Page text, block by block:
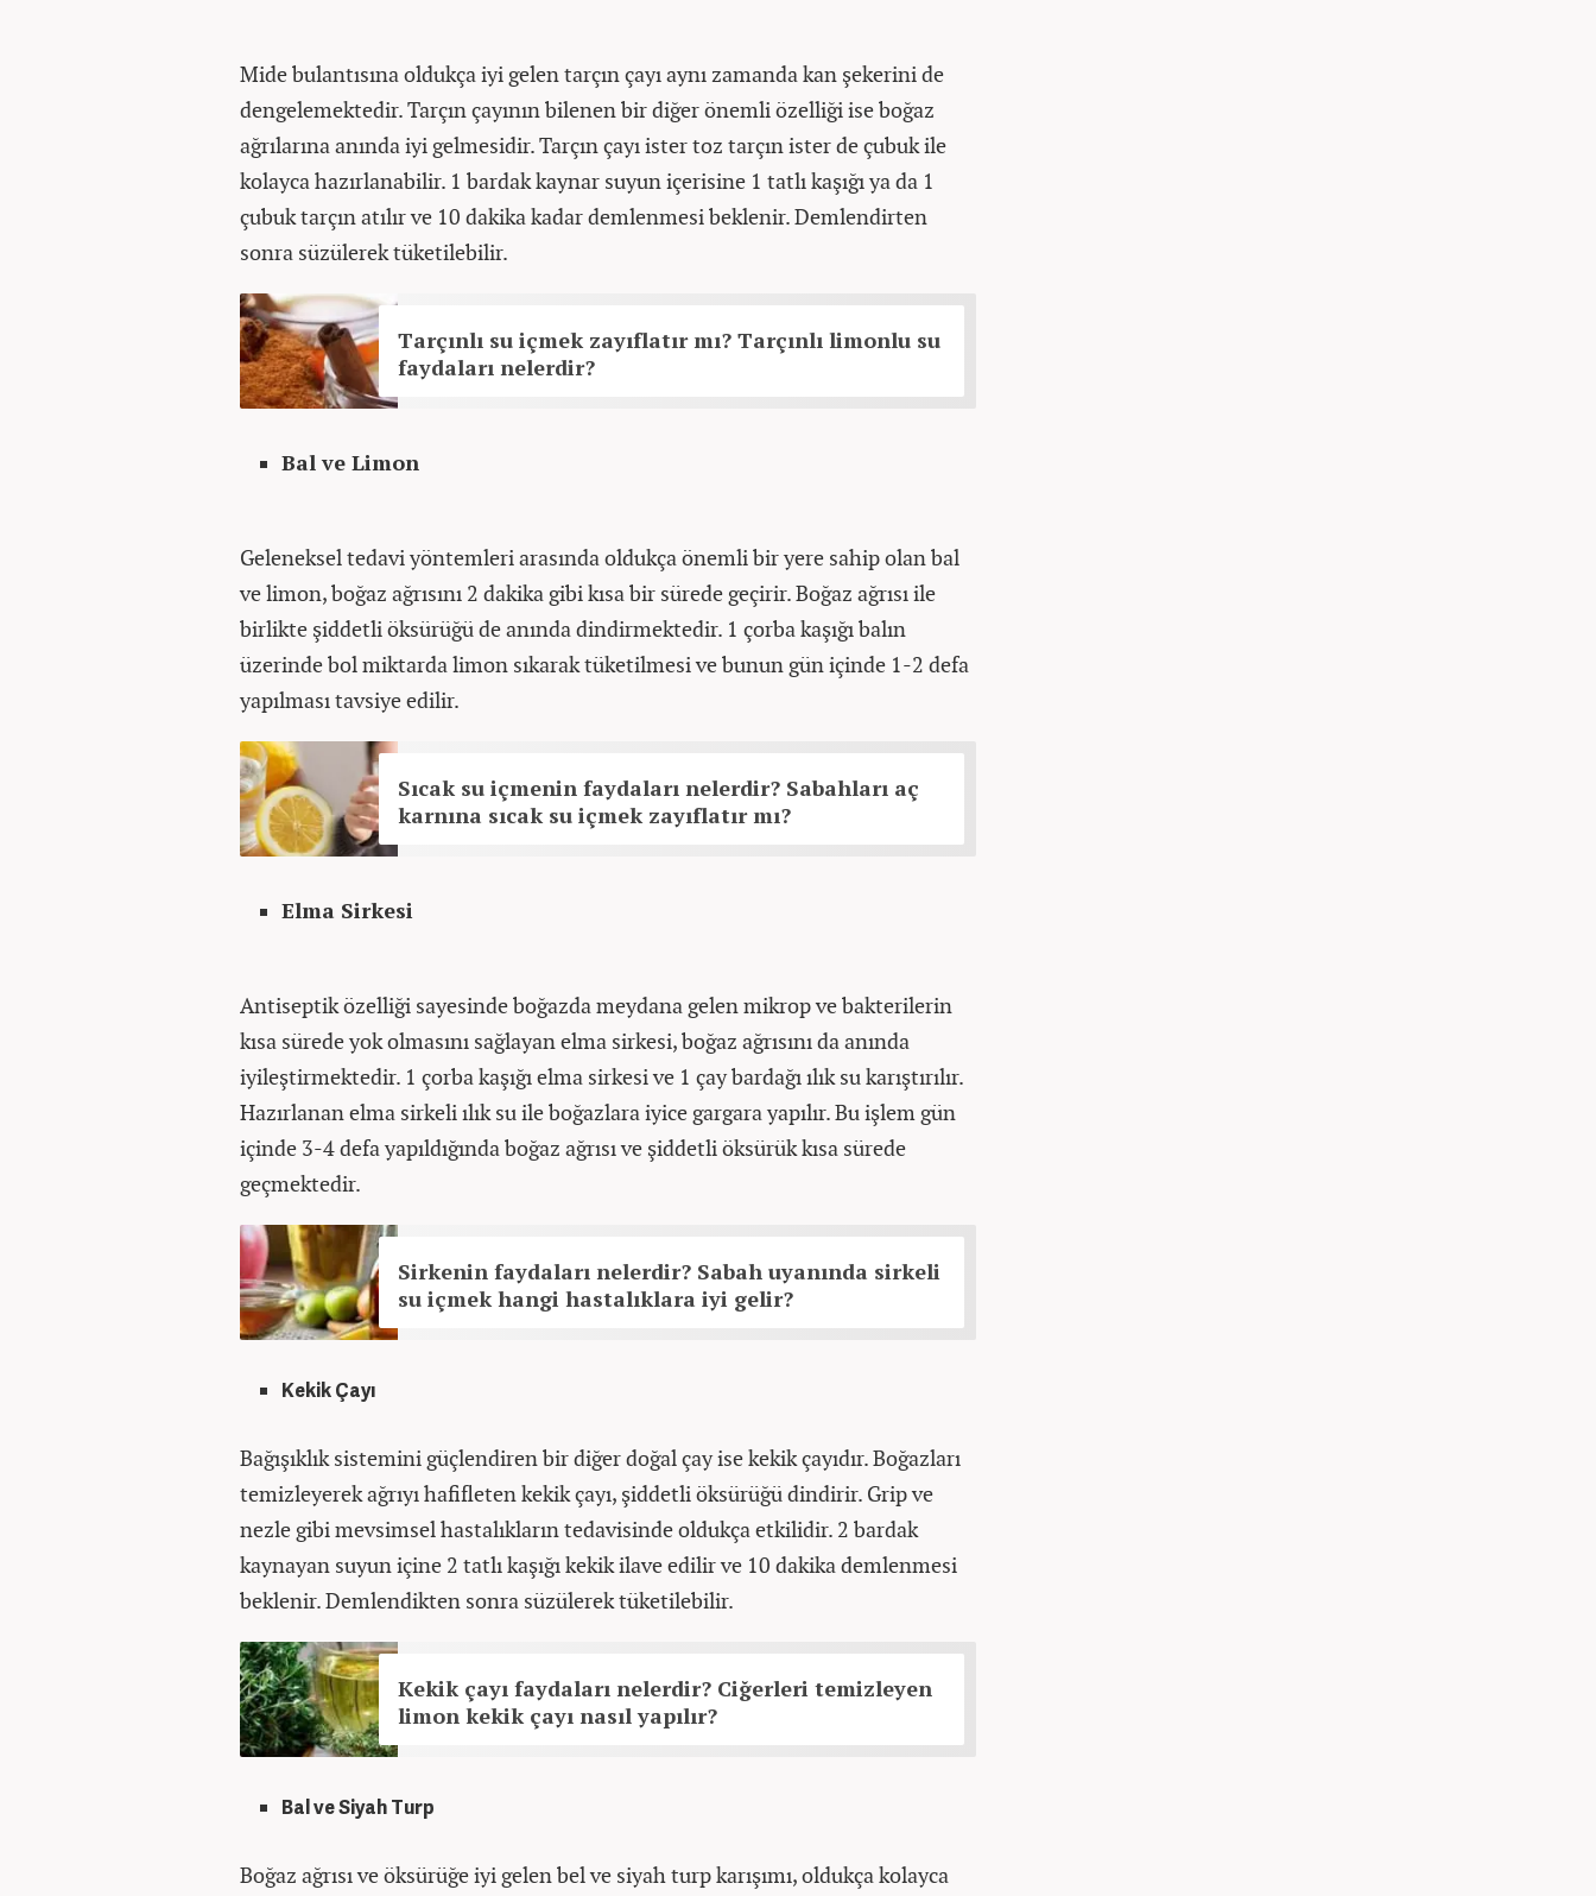
Mide bulantısına oldukça iyi gelen tarçın çayı aynı zamanda kan şekerini de
dengelemektedir. Tarçın çayının bilenen bir diğer önemli özelliği ise boğaz
ağrılarına anında iyi gelmesidir. Tarçın çayı ister toz tarçın ister de çubuk ile
kolayca hazırlanabilir. 1 bardak kaynar suyun içerisine 1 tatlı kaşığı ya da 1
çubuk tarçın atılır ve 10 dakika kadar demlenmesi beklenir. Demlendirten
sonra süzülerek tüketilebilir.
Tarçınlı su içmek zayıflatır mı? Tarçınlı limonlu su
faydaları nelerdir?
Bal ve Limon
Geleneksel tedavi yöntemleri arasında oldukça önemli bir yere sahip olan bal
ve limon, boğaz ağrısını 2 dakika gibi kısa bir sürede geçirir. Boğaz ağrısı ile
birlikte şiddetli öksürüğü de anında dindirmektedir. 1 çorba kaşığı balın
üzerinde bol miktarda limon sıkarak tüketilmesi ve bunun gün içinde 1-2 defa
yapılması tavsiye edilir.
Sıcak su içmenin faydaları nelerdir? Sabahları aç
karnına sıcak su içmek zayıflatır mı?
Elma Sirkesi
Antiseptik özelliği sayesinde boğazda meydana gelen mikrop ve bakterilerin
kısa sürede yok olmasını sağlayan elma sirkesi, boğaz ağrısını da anında
iyileştirmektedir. 1 çorba kaşığı elma sirkesi ve 1 çay bardağı ılık su karıştırılır.
Hazırlanan elma sirkeli ılık su ile boğazlara iyice gargara yapılır. Bu işlem gün
içinde 3-4 defa yapıldığında boğaz ağrısı ve şiddetli öksürük kısa sürede
geçmektedir.
Sirkenin faydaları nelerdir? Sabah uyanında sirkeli
su içmek hangi hastalıklara iyi gelir?
Kekik Çayı
Bağışıklık sistemini güçlendiren bir diğer doğal çay ise kekik çayıdır. Boğazları
temizleyerek ağrıyı hafifleten kekik çayı, şiddetli öksürüğü dindirir. Grip ve
nezle gibi mevsimsel hastalıkların tedavisinde oldukça etkilidir. 2 bardak
kaynayan suyun içine 2 tatlı kaşığı kekik ilave edilir ve 10 dakika demlenmesi
beklenir. Demlendikten sonra süzülerek tüketilebilir.
Kekik çayı faydaları nelerdir? Ciğerleri temizleyen
limon kekik çayı nasıl yapılır?
Bal ve Siyah Turp
Boğaz ağrısı ve öksürüğe iyi gelen bel ve siyah turp karışımı, oldukça kolayca